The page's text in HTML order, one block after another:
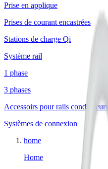
Prise en applique
Prises de courant encastrées
Stations de charge Qi
Système rail
1 phase
3 phases
Accessoirs pour rails conducteurs
Systèmes de connexion
home
Home